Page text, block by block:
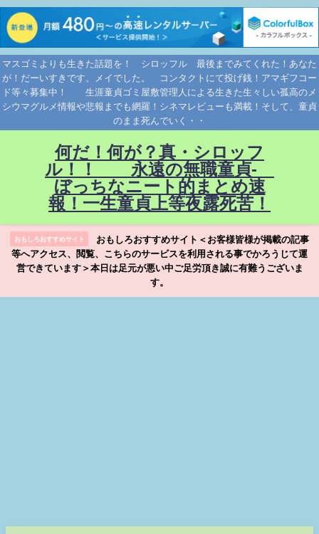
マスゴミよりも生きた話題を！ シロッフル 最後までみてくれた！あなた
が！だーいすきです。メイでした。 コンタクトにて投げ銭！アマギフコー
ド等々募集中！ 生涯童貞ゴミ屋敷管理人による生きた生々しい孤高のメ
シウマグルメ情報や悲報までも網羅！シネマレビューも満載！そして、童貞
のまま死んでいく・・
何だ！何が？真・シロッフ
ル！！ 永遠の無職童貞-
ぼっちなニート的まとめ速
報！一生童貞上等夜露死苦！
おもしろおすすめサイト
おもしろおすすめサイト＜お客様皆様が掲載の記事
等へアクセス、閲覧、こちらのサービスを利用される事でかろうじて運
営できています＞本日は足元が悪い中ご足労頂き誠に有難うございま
す。